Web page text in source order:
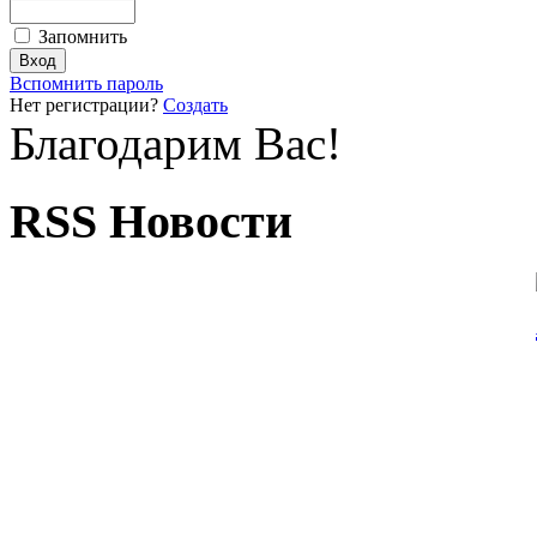
Запомнить
Вспомнить пароль
Нет регистрации? Создать
Благодарим Вас!
RSS Новости